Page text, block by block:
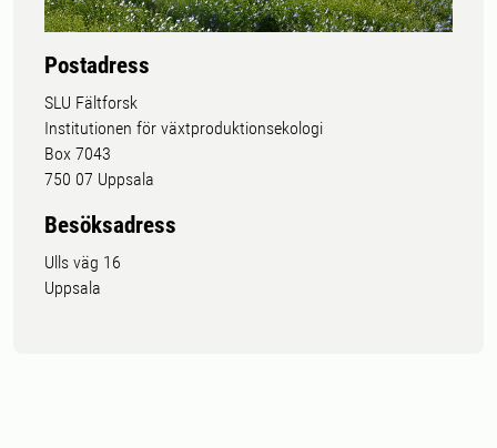
Postadress
SLU Fältforsk
Institutionen för växtproduktionsekologi
Box 7043
750 07 Uppsala
Besöksadress
Ulls väg 16
Uppsala